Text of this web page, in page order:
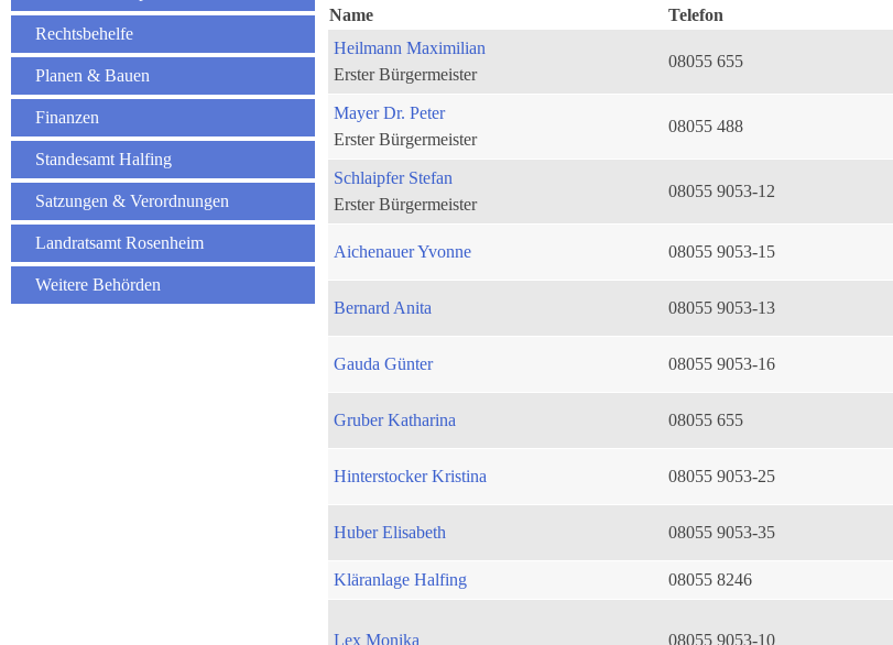
Rechtsbehelfe
Planen & Bauen
Finanzen
Standesamt Halfing
Satzungen & Verordnungen
Landratsamt Rosenheim
Weitere Behörden
Name
Telefon
Heilmann Maximilian
Erster Bürgermeister
08055 655
Mayer Dr. Peter
Erster Bürgermeister
08055 488
Schlaipfer Stefan
Erster Bürgermeister
08055 9053-12
Aichenauer Yvonne 08055 9053-15
Bernard Anita 08055 9053-13
Gauda Günter 08055 9053-16
Gruber Katharina 08055 655
Hinterstocker Kristina 08055 9053-25
Huber Elisabeth 08055 9053-35
Kläranlage Halfing
08055 8246
Lex Monika 08055 9053-10